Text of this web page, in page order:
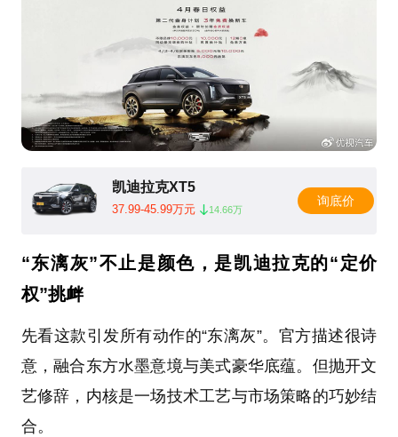
凯迪拉克XT5
37.99-45.99万元 14.66万
询底价
“东漓灰”不止是颜色，是凯迪拉克的“定价
权”挑衅
先看这款引发所有动作的“东漓灰”。官方描述很诗
意，融合东方水墨意境与美式豪华底蕴。但抛开文
艺修辞，内核是一场技术工艺与市场策略的巧妙结
合。